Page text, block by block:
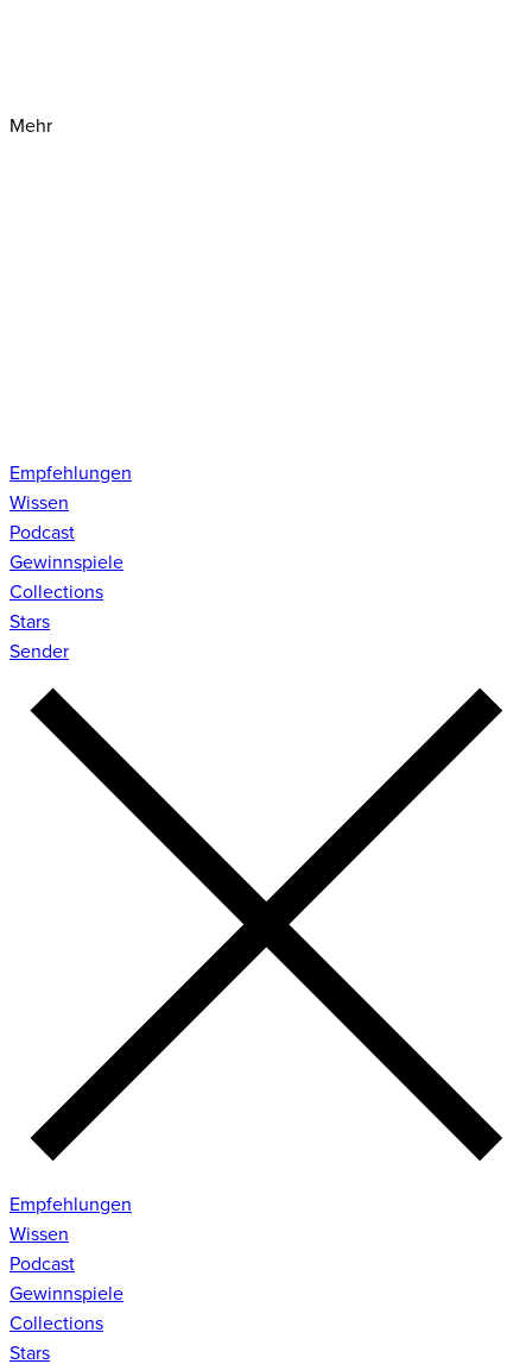
Mehr
Empfehlungen
Wissen
Podcast
Gewinnspiele
Collections
Stars
Sender
Empfehlungen
Wissen
Podcast
Gewinnspiele
Collections
Stars